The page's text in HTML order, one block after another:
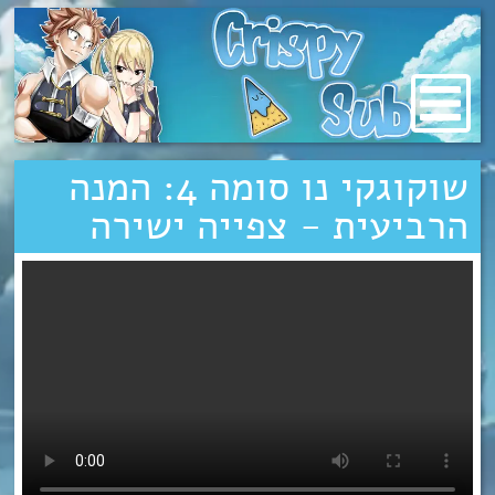
מעבר
לתוכן
שוקוגקי נו סומה 4: המנה
הרביעית - צפייה ישירה